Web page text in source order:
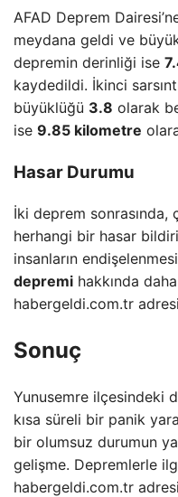
AFAD Deprem
meydana geldi ve
depremin derinliği ise
kaydedildi. İkinci
büyüklüğü 3.8 olarak
ise 9.85 kilometre
Hasar Durumu
İki deprem
herhangi bir hasar
insanların
depremi hakkında
habergeldi.com.tr
Sonuç
Yunusemre ilçesindeki
kısa süreli bir panik
bir olumsuz durumun
gelişme. Depremlerle
habergeldi.com.tr